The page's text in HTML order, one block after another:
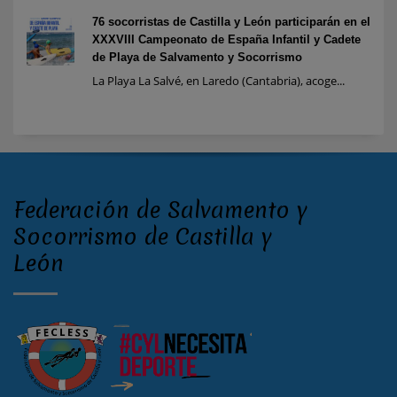
76 socorristas de Castilla y León participarán en el
XXXVIII Campeonato de España Infantil y Cadete
de Playa de Salvamento y Socorrismo
La Playa La Salvé, en Laredo (Cantabria), acoge...
Federación de Salvamento y
Socorrismo de Castilla y
León